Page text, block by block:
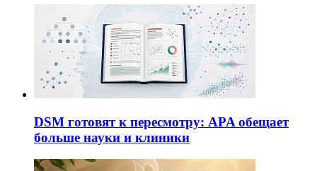
DSM готовят к пересмотру: APA обещает
больше науки и клиники